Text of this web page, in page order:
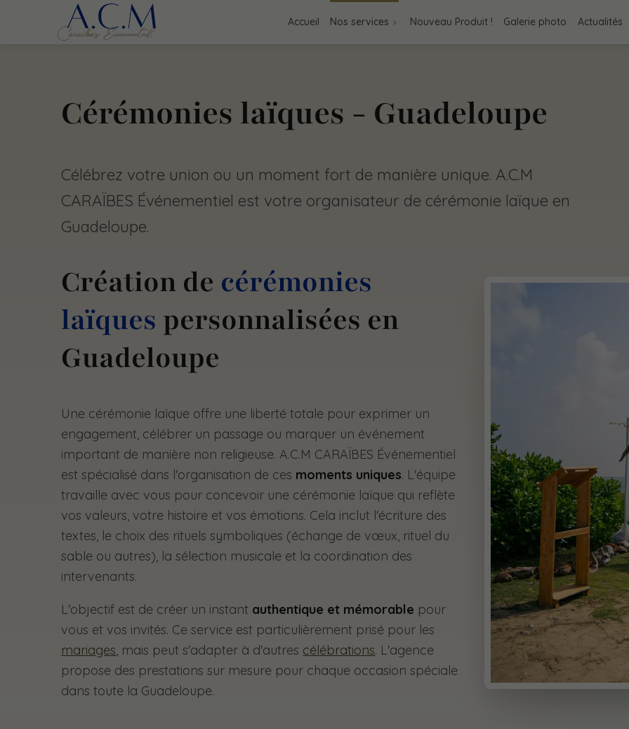
Accueil Nos services Nouveau Produit ! Galerie photo Actualités
Cérémonies laïques - Guadeloupe
Célébrez votre union ou un moment fort de manière unique. A.C.M
CARAÏBES Événementiel est votre organisateur de cérémonie laïque en
Guadeloupe.
Création de cérémonies
laïques personnalisées en
Guadeloupe
Une cérémonie laïque offre une liberté totale pour exprimer un
engagement, célébrer un passage ou marquer un événement
important de manière non religieuse. A.C.M CARAÏBES Événementiel
est spécialisé dans l'organisation de ces moments uniques. L'équipe
travaille avec vous pour concevoir une cérémonie laïque qui reflète
vos valeurs, votre histoire et vos émotions. Cela inclut l'écriture des
textes, le choix des rituels symboliques (échange de vœux, rituel du
sable ou autres), la sélection musicale et la coordination des
intervenants.
L'objectif est de créer un instant authentique et mémorable pour
vous et vos invités. Ce service est particulièrement prisé pour les
mariages, mais peut s'adapter à d'autres célébrations. L'agence
propose des prestations sur mesure pour chaque occasion spéciale
dans toute la Guadeloupe.